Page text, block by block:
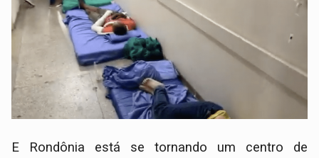
E Rondônia está se tornando um centro de